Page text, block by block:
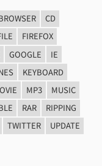
CD
FIREFOX
GOOGLE
IE
KEYBOARD
MP3
MUSIC
RAR
RIPPING
TWITTER
UPDATE